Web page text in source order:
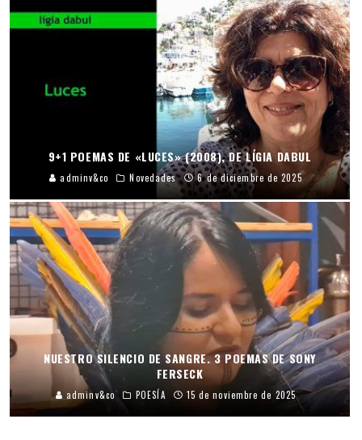
9+1 POEMAS DE «LUCES» (2008), DE LÍGIA DABUL
adminv&co Novedades 6 de diciembre de 2025
NUESTRO SILENCIO DE SANGRE. 3 POEMAS DE SONY
FERSECK
adminv&co POESÍA 15 de noviembre de 2025